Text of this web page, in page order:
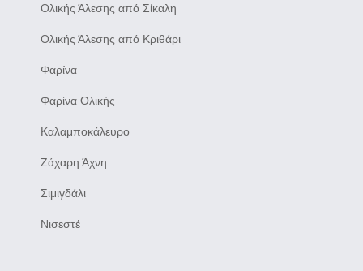
Ολικής Άλεσης από Σίκαλη
Ολικής Άλεσης από Κριθάρι
Φαρίνα
Φαρίνα Ολικής
Καλαμποκάλευρο
Ζάχαρη Άχνη
Σιμιγδάλι
Νισεστέ